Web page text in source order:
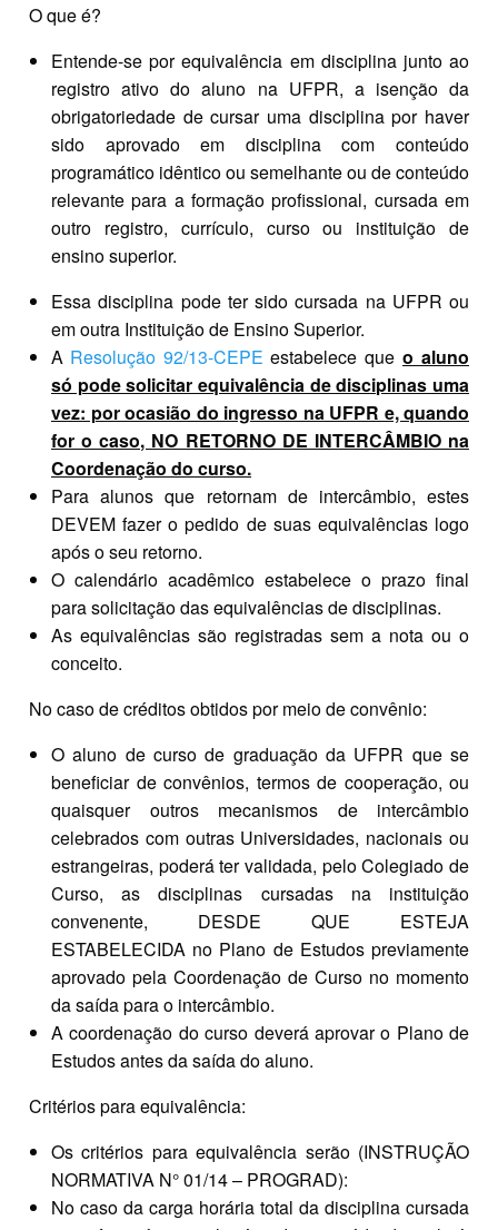
O que é?
Entende-se por equivalência em disciplina junto ao
registro ativo do aluno na UFPR, a isenção da
obrigatoriedade de cursar uma disciplina por haver
sido aprovado em disciplina com conteúdo
programático idêntico ou semelhante ou de conteúdo
relevante para a formação profissional, cursada em
outro registro, currículo, curso ou instituição de
ensino superior.
Essa disciplina pode ter sido cursada na UFPR ou
em outra Instituição de Ensino Superior.
A Resolução 92/13‐CEPE estabelece que o aluno
só pode solicitar equivalência de disciplinas uma
vez: por ocasião do ingresso na UFPR e, quando
for o caso, NO RETORNO DE INTERCÂMBIO na
Coordenação do curso.
Para alunos que retornam de intercâmbio, estes
DEVEM fazer o pedido de suas equivalências logo
após o seu retorno.
O calendário acadêmico estabelece o prazo final
para solicitação das equivalências de disciplinas.
As equivalências são registradas sem a nota ou o
conceito.
No caso de créditos obtidos por meio de convênio:
O aluno de curso de graduação da UFPR que se
beneficiar de convênios, termos de cooperação, ou
quaisquer outros mecanismos de intercâmbio
celebrados com outras Universidades, nacionais ou
estrangeiras, poderá ter validada, pelo Colegiado de
Curso, as disciplinas cursadas na instituição
convenente, DESDE QUE ESTEJA
ESTABELECIDA no Plano de Estudos previamente
aprovado pela Coordenação de Curso no momento
da saída para o intercâmbio.
A coordenação do curso deverá aprovar o Plano de
Estudos antes da saída do aluno.
Critérios para equivalência:
Os critérios para equivalência serão (INSTRUÇÃO
NORMATIVA N° 01/14 – PROGRAD):
No caso da carga horária total da disciplina cursada